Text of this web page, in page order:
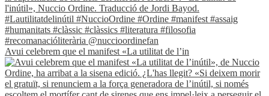
Avui celebrem que el manifest «La utilitat de l’in